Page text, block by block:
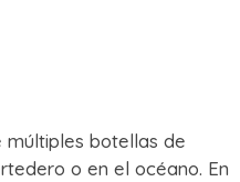
múltiples botellas de
o en el océano. En